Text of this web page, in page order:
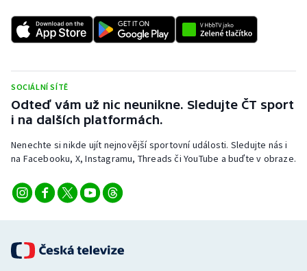
Sportovní střelba
Triatlon
Veslování
Vodní slalom
Volejbal
Ostatní
SOCIÁLNÍ SÍTĚ
Odteď vám už nic neunikne. Sledujte ČT sport
i na dalších platformách.
Nenechte si nikde ujít nejnovější sportovní události. Sledujte nás i
na Facebooku, X, Instagramu, Threads či YouTube a buďte v obraze.